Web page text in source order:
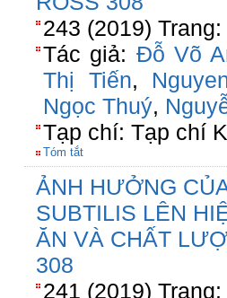
243 (2019)
Tác giả: Đỗ Võ
Thị Tiến,
Ngọc Thuý,
Tạp chí: Tạp chí
Tóm tắt
ẢNH HƯỞNG
SUBTILIS LÊN
ĂN VÀ CHẤT
308
241 (2019)